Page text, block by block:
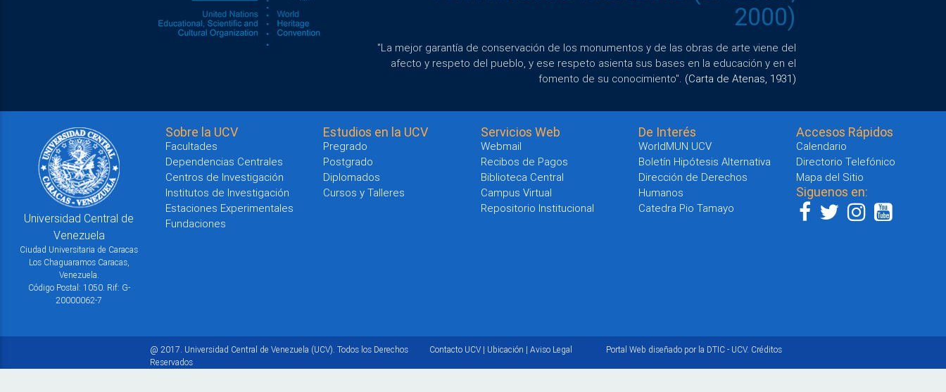
2000)
"La mejor garantía de conservación de los monumentos y de las obras de arte viene del
afecto y respeto del pueblo, y ese respeto asienta sus bases en la educación y en el
fomento de su conocimiento". (Carta de Atenas, 1931)
Universidad Central de
Venezuela
Ciudad Universitaria de Caracas
Los Chaguaramos Caracas,
Venezuela.
Código Postal: 1050. Rif: G-
20000062-7
Sobre la UCV
Facultades
Dependencias Centrales
Centros de Investigación
Institutos de Investigación
Estaciones Experimentales
Fundaciones
Estudios en la UCV
Pregrado
Postgrado
Diplomados
Cursos y Talleres
Servicios Web
Webmail
Recibos de Pagos
Biblioteca Central
Campus Virtual
Repositorio Institucional
De Interés
WorldMUN UCV
Boletín Hipótesis Alternativa
Dirección de Derechos
Humanos
Catedra Pio Tamayo
Accesos Rápidos
Calendario
Directorio Telefónico
Mapa del Sitio
Siguenos en:
@ 2017. Universidad Central de Venezuela (UCV). Todos los Derechos
Reservados
Contacto UCV| Ubicación | Aviso Legal Portal Web diseñado por la DTIC - UCV. Créditos